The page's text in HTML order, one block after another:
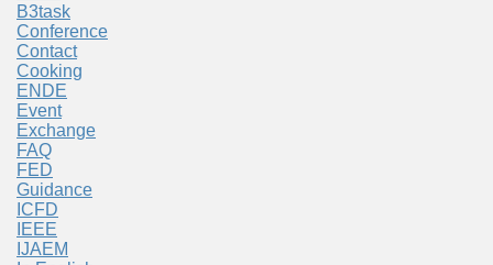
B3task
Conference
Contact
Cooking
ENDE
Event
Exchange
FAQ
FED
Guidance
ICFD
IEEE
IJAEM